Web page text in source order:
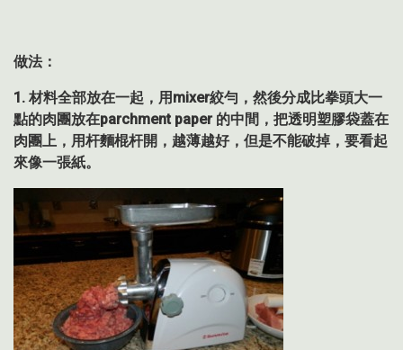
做法：
1. 材料全部放在一起，用 mixer絞勻，然後分成比拳頭大一
點的肉團放在parchment paper 的中間，把透明塑膠袋蓋在
肉團上，用杆麵棍杆開，越薄越好，但是不能破掉，要看起
來像一張紙。